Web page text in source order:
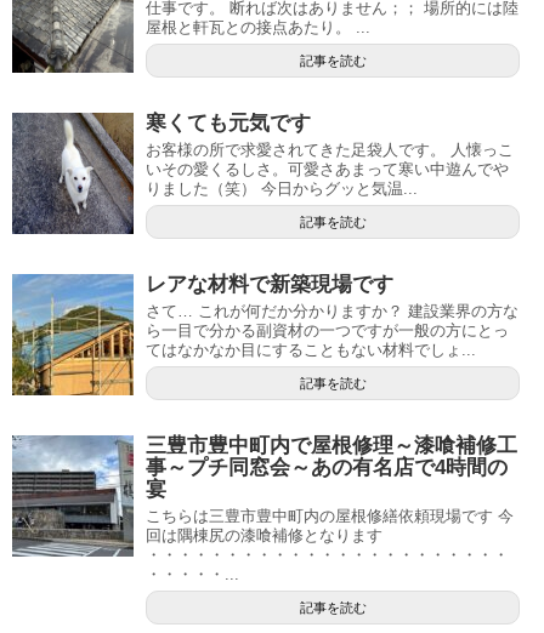
仕事です。 断れば次はありません；； 場所的には陸
屋根と軒瓦との接点あたり。 ...
記事を読む
寒くても元気です
お客様の所で求愛されてきた足袋人です。 人懐っこ
いその愛くるしさ。可愛さあまって寒い中遊んでや
りました（笑） 今日からグッと気温...
記事を読む
レアな材料で新築現場です
さて… これが何だか分かりますか？ 建設業界の方な
ら一目で分かる副資材の一つですが一般の方にとっ
てはなかなか目にすることもない材料でしょ...
記事を読む
三豊市豊中町内で屋根修理～漆喰補修工
事～プチ同窓会～あの有名店で4時間の
宴
こちらは三豊市豊中町内の屋根修繕依頼現場です 今
回は隅棟尻の漆喰補修となります
・・・・・・・・・・・・・・・・・・・・・・・
・・・・・...
記事を読む